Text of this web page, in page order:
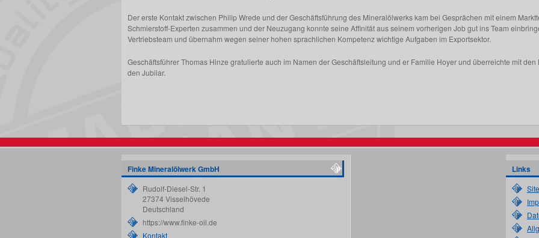
Der erste Kontakt zwischen Philip Wrede und der Geschäftsführung des Mineralölwerks kam bei Gesprächen mit einem
Schmierstoff-Experten zusammen und der Neuzugang konnte seine Affinität aus seinem vorherigen Job gut ins Team
Vertriebsteam und übernahm wegen seiner hohen sprachlichen Kompetenz wichtige Aufgaben im Exportsektor.
Geschäftsführer Thomas Hinze gratulierte auch im Namen der Geschäftsleitung und er Familie Hoyer und überreichte mit
den Jubilar.
Finke Mineralölwerk GmbH
Rudolf-Diesel-Str. 1
27374 Visselhövede
Deutschland
https://www.finke-oil.de
Kontakt
Links